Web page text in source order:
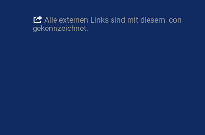
Alle externen Links sind mit diesem Icon
gekennzeichnet.